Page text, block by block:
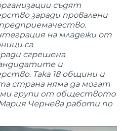
съдят
заради провалени
на младежи от
са
сгрешена
и
Така 18 общини и
страна няма да могат
групи от обществото
Чернева работи по